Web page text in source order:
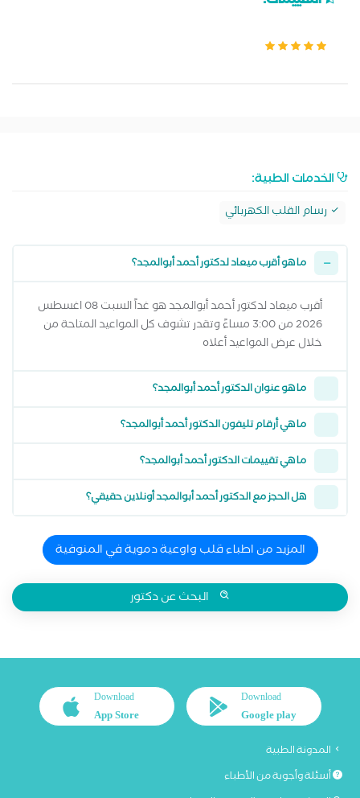
الخدمات الطبية:
رسام القلب الكهربائي
ما هو أقرب ميعاد لدكتور أحمد أبوالمجد؟
أقرب ميعاد لدكتور أحمد أبوالمجد هو غداً السبت 08 اغسطس
2026 من 3:00 مساءً وتقدر تشوف كل المواعيد المتاحة من
خلال عرض المواعيد أعلاه
ما هو عنوان الدكتور أحمد أبوالمجد؟
ما هي أرقام تليفون الدكتور أحمد أبوالمجد؟
ما هي تقييمات الدكتور أحمد أبوالمجد؟
هل الحجز مع الدكتور أحمد أبوالمجد أونلاين حقيقي؟
المزيد من اطباء قلب واوعية دموية في المنوفية
البحث عن دكتور
Download
Google play
Download
App Store
المدونة الطبية
أسئلة وأجوبة من الأطباء